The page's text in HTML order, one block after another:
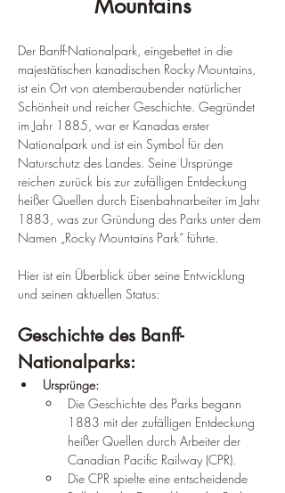
Mountains
Der Banff-Nationalpark, eingebettet in die
majestätischen kanadischen Rocky Mountains,
ist ein Ort von atemberaubender natürlicher
Schönheit und reicher Geschichte. Gegründet
im Jahr 1885, war er Kanadas erster
Nationalpark und ist ein Symbol für den
Naturschutz des Landes. Seine Ursprünge
reichen zurück bis zur zufälligen Entdeckung
heißer Quellen durch Eisenbahnarbeiter im Jahr
1883, was zur Gründung des Parks unter dem
Namen „Rocky Mountains Park“ führte.
Hier ist ein Überblick über seine Entwicklung
und seinen aktuellen Status:
Geschichte des Banff-
Nationalparks:
Ursprünge:
Die Geschichte des Parks begann
1883 mit der zufälligen Entdeckung
heißer Quellen durch Arbeiter der
Canadian Pacific Railway (CPR).
Die CPR spielte eine entscheidende